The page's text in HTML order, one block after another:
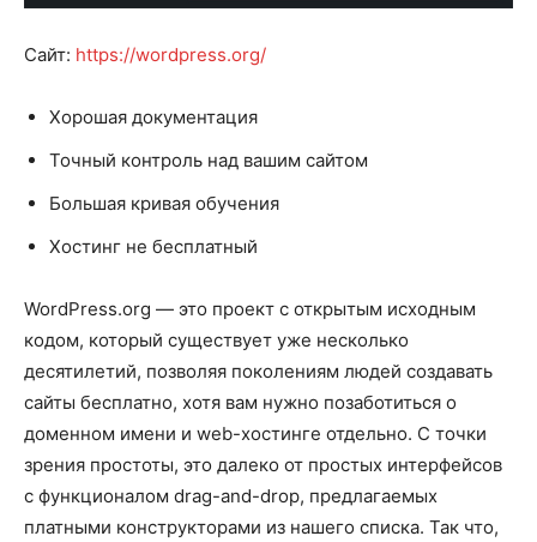
Сайт: https://wordpress.org/
Хорошая документация
Точный контроль над вашим сайтом
Большая кривая обучения
Хостинг не бесплатный
WordPress.org — это проект с открытым исходным
кодом, который существует уже несколько
десятилетий, позволяя поколениям людей создавать
сайты бесплатно, хотя вам нужно позаботиться о
доменном имени и web-хостинге отдельно. С точки
зрения простоты, это далеко от простых интерфейсов
с функционалом drag-and-drop, предлагаемых
платными конструкторами из нашего списка. Так что,